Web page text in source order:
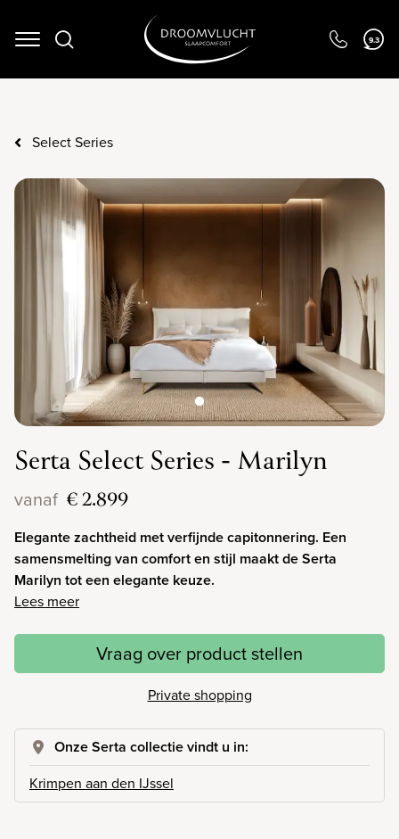
Navigation 9.3
Select Series
Serta Select Series - Marilyn
vanaf € 2.899
Elegante zachtheid met verfijnde capitonnering. Een
samensmelting van comfort en stijl maakt de Serta
Marilyn tot een elegante keuze.
Lees meer
Vraag over product stellen
Private shopping
Onze Serta collectie vindt u in:
Krimpen aan den IJssel